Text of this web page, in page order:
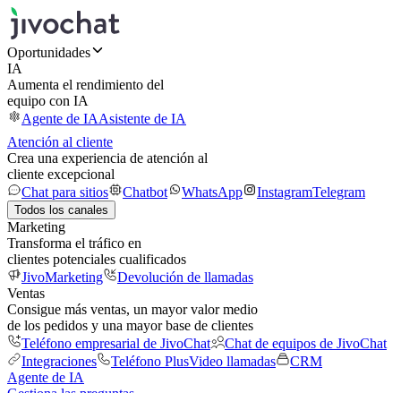
Oportunidades
IA
Aumenta el rendimiento del
equipo con IA
Agente de IAAsistente de IA
Atención al cliente
Crea una experiencia de atención al
cliente excepcional
Chat para sitios
Chatbot WhatsApp InstagramTelegram
Todos los canales
Marketing
Transforma el tráfico en
clientes potenciales cualificados
JivoMarketing
Devolución de llamadas
Ventas
Consigue más ventas, un mayor valor medio
de los pedidos y una mayor base de clientes
Teléfono empresarial de JivoChat
Chat de equipos de JivoChat
Integraciones
Teléfono PlusVideo llamadas
CRM
Agente de IA